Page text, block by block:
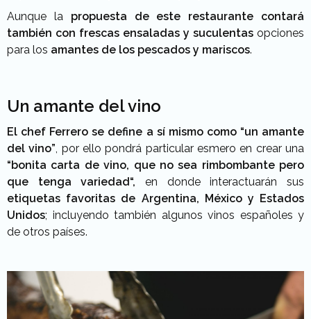
Aunque la propuesta de este restaurante contará
también con frescas ensaladas y suculentas opciones
para los amantes de los pescados y mariscos.
Un amante del vino
El chef Ferrero se define a sí mismo como “un amante
del vino”, por ello pondrá particular esmero en crear una
“bonita carta de vino, que no sea rimbombante pero
que tenga variedad“, en donde interactuarán sus
etiquetas favoritas de Argentina, México y Estados
Unidos; incluyendo también algunos vinos españoles y
de otros países.